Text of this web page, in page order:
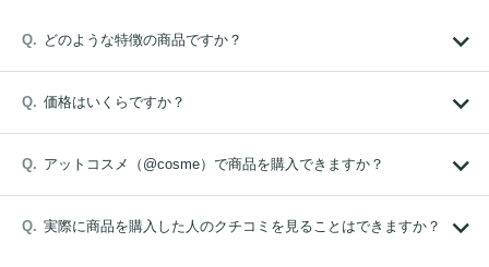
どのような特徴の商品ですか？
価格はいくらですか？
アットコスメ（@cosme）で商品を購入できますか？
実際に商品を購入した人のクチコミを見ることはできますか？